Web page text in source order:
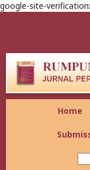
google-site-
Home